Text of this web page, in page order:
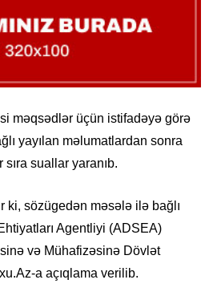
məqsədlər üçün istifadəyə görə
yayılan məlumatlardan sonra
suallar yaranıb.
ki, sözügedən məsələ ilə bağlı
Agentliyi (ADSEA)
və Mühafizəsinə Dövlət
a açıqlama verilib.